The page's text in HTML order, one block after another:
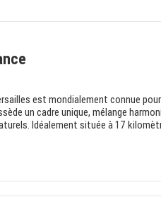
est mondialement connue
un cadre unique, mélange
Idéalement située à 17